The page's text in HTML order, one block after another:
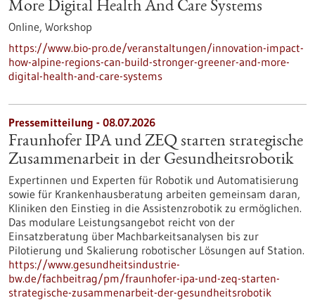
More Digital Health And Care Systems
Online, Workshop
https://www.bio-pro.de/veranstaltungen/innovation-impact-
how-alpine-regions-can-build-stronger-greener-and-more-
digital-health-and-care-systems
Pressemitteilung - 08.07.2026
Fraunhofer IPA und ZEQ starten strategische
Zusammenarbeit in der Gesundheitsrobotik
Expertinnen und Experten für Robotik und Automatisierung
sowie für Krankenhausberatung arbeiten gemeinsam daran,
Kliniken den Einstieg in die Assistenzrobotik zu ermöglichen.
Das modulare Leistungsangebot reicht von der
Einsatzberatung über Machbarkeitsanalysen bis zur
Pilotierung und Skalierung robotischer Lösungen auf Station.
https://www.gesundheitsindustrie-
bw.de/fachbeitrag/pm/fraunhofer-ipa-und-zeq-starten-
strategische-zusammenarbeit-der-gesundheitsrobotik